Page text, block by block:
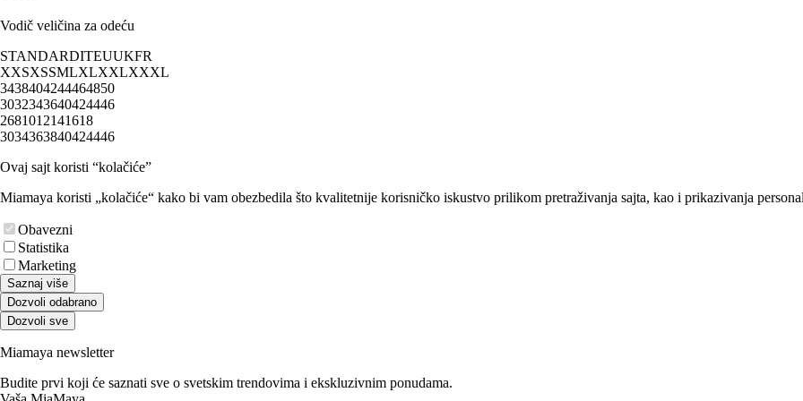
Vodič veličina za odeću
STANDARDITEUUKFR
XXSXSSMLXLXXLXXXL
3438404244464850
3032343640424446
2681012141618
3034363840424446
Ovaj sajt koristi “kolačiće”
Miamaya koristi „kolačiće“ kako bi vam obezbedila što kvalitetnije korisničko iskustvo prilikom pretraživanja sajta, kao i prikazivanja
Obavezni
Statistika
Marketing
Saznaj više
Dozvoli odabrano
Dozvoli sve
Miamaya newsletter
Budite prvi koji će saznati sve o svetskim trendovima i ekskluzivnim ponudama.